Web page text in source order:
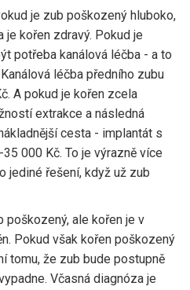
je zub poškozený hluboko,
kořen zdravý. Pokud je
potřeba kanálová léčba - a to
léčba předního zubu
A pokud je kořen zcela
extrakce a následná
cesta - implantát s
000 Kč. To je výrazně více
jediné řešení, když už zub
poškozený, ale kořen je v
Pokud však kořen poškozený
tomu, že zub bude postupně
Včasná diagnóza je